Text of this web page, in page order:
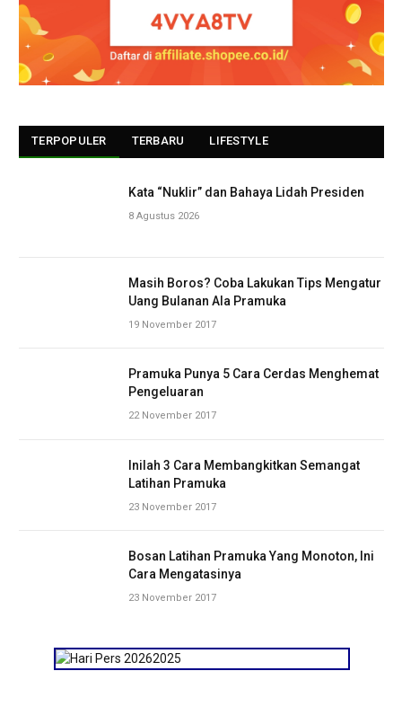
TERPOPULER TERBARU LIFESTYLE
Kata “Nuklir” dan Bahaya Lidah Presiden
8 Agustus 2026
Masih Boros? Coba Lakukan Tips Mengatur
Uang Bulanan Ala Pramuka
19 November 2017
Pramuka Punya 5 Cara Cerdas Menghemat
Pengeluaran
22 November 2017
Inilah 3 Cara Membangkitkan Semangat
Latihan Pramuka
23 November 2017
Bosan Latihan Pramuka Yang Monoton, Ini
Cara Mengatasinya
23 November 2017